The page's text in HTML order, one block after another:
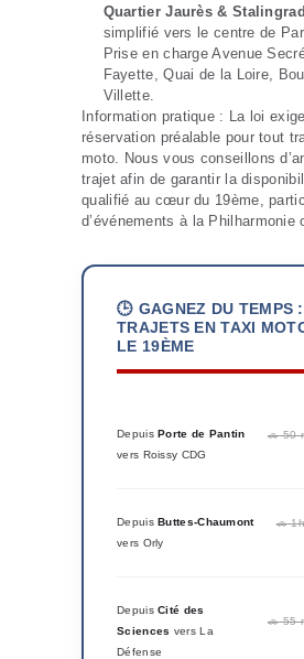
Quartier Jaurès &
simplifié vers le centre de
Prise en charge Avenue
Fayette, Quai de la Loire,
Villette.
Information pratique : La loi
réservation préalable pour tout
moto. Nous vous conseillons
trajet afin de garantir la
qualifié au cœur du 19ème,
d’événements à la Philharmonie
🕒 GAGNEZ DU TEMPS
TRAJETS EN TAXI
LE 19ÈME
Depuis Porte de Pantin
vers Roissy CDG
🚗 50
Depuis Buttes-Chaumont
vers Orly
🚗
DepuisCité des
Sciences vers La
Défense
🚗 55